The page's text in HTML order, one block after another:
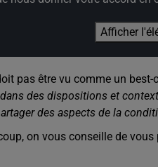
Afficher
pas être vu comme un
des dispositions et
des aspects de la
on vous conseille de